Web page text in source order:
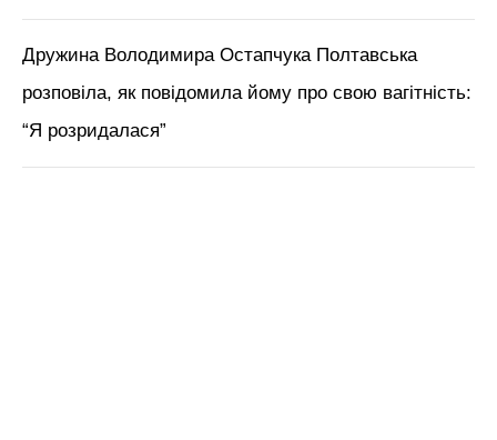
Дружина Володимира Остапчука Полтавська
розповіла, як повідомила йому про свою вагітність:
“Я розридалася”